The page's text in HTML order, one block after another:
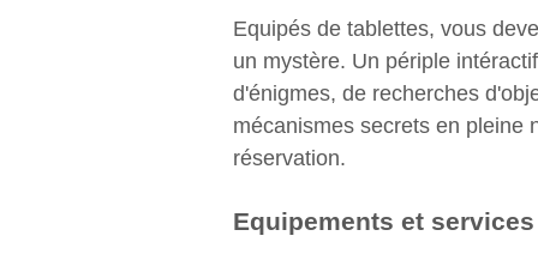
Equipés de tablettes, vous
un mystère. Un périple
d'énigmes, de recherches
mécanismes secrets en pleine
réservation.
Equipements et services